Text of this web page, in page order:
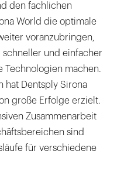
den fachlichen
World die optimale
voranzubringen,
schneller und einfacher
Technologien machen.
hat Dentsply Sirona
große Erfolge erzielt.
Zusammenarbeit
sind
für verschiedene